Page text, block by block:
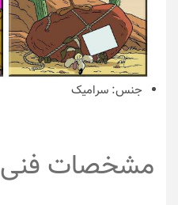
جنس: سرامیک
مشخصات فنی